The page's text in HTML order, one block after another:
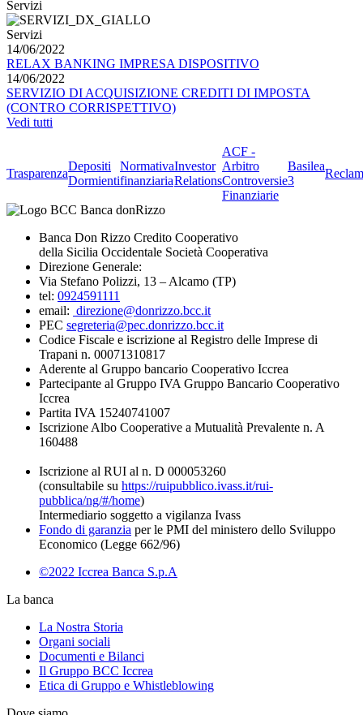
Servizi
Servizi
14/06/2022
RELAX BANKING IMPRESA DISPOSITIVO
14/06/2022
SERVIZIO DI ACQUISIZIONE CREDITI DI IMPOSTA
(CONTRO CORRISPETTIVO)
Vedi tutti
Trasparenza
Depositi
Dormienti
Normativa
finanziaria
Investor
Relations
ACF -
Arbitro
Controversie
Finanziarie
Basilea
3
Banca Don Rizzo Credito Cooperativo
della Sicilia Occidentale Società Cooperativa
Direzione Generale:
Via Stefano Polizzi, 13 – Alcamo (TP)
tel: 0924591111
email: direzione@donrizzo.bcc.it
PEC segreteria@pec.donrizzo.bcc.it
Codice Fiscale e iscrizione al Registro delle Imprese di
Trapani n. 00071310817
Aderente al Gruppo bancario Cooperativo Iccrea
Partecipante al Gruppo IVA Gruppo Bancario Cooperativo
Iccrea
Partita IVA 15240741007
Iscrizione Albo Cooperative a Mutualità Prevalente n. A
160488
Iscrizione al RUI al n. D 000053260
(consultabile su https://ruipubblico.ivass.it/rui-
pubblica/ng/#/home)
Intermediario soggetto a vigilanza Ivass
Fondo di garanzia per le PMI del ministero dello Sviluppo
Economico (Legge 662/96)
©2022 Iccrea Banca S.p.A
La banca
La Nostra Storia
Organi sociali
Documenti e Bilanci
Il Gruppo BCC Iccrea
Etica di Gruppo e Whistleblowing